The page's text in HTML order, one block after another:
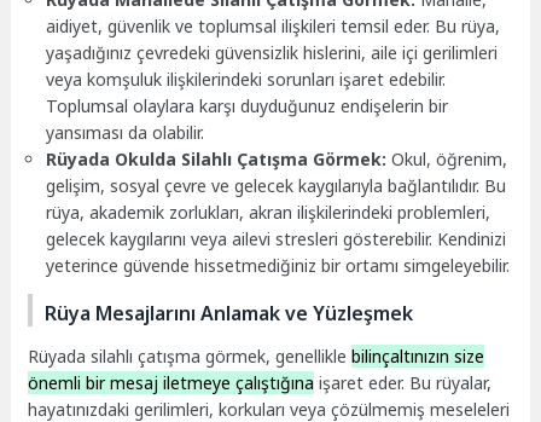
aidiyet, güvenlik ve toplumsal ilişkileri temsil eder. Bu rüya,
yaşadığınız çevredeki güvensizlik hislerini, aile içi gerilimleri
veya komşuluk ilişkilerindeki sorunları işaret edebilir.
Toplumsal olaylara karşı duyduğunuz endişelerin bir
yansıması da olabilir.
Rüyada Okulda Silahlı Çatışma Görmek: Okul, öğrenim,
gelişim, sosyal çevre ve gelecek kaygılarıyla bağlantılıdır. Bu
rüya, akademik zorlukları, akran ilişkilerindeki problemleri,
gelecek kaygılarını veya ailevi stresleri gösterebilir. Kendinizi
yeterince güvende hissetmediğiniz bir ortamı simgeleyebilir.
Rüya Mesajlarını Anlamak ve Yüzleşmek
Rüyada silahlı çatışma görmek, genelliklebilinçaltınızın size
önemli bir mesaj iletmeye çalıştığına işaret eder. Bu rüyalar,
hayatınızdaki gerilimleri, korkuları veya çözülmemiş meseleleri